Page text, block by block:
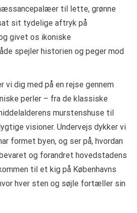
til lette, grønne
sit tydelige aftryk på
givet os ikoniske
spejler historien og peger mod
vi dig med på en rejse gennem
perler – fra de klassiske
murstenshuse til
visioner. Undervejs dykker vi
formet byen, og ser på, hvordan
og forandret hovedstadens
til et kig på Københavns
hver sten og søjle fortæller sin